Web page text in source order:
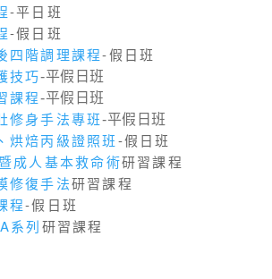
-平日班
-假日班
四階調理課程-假日班
技巧-平假日班
課程-平假日班
修身手法專班-平假日班
烘焙丙級證照班-假日班
成人基本救命術研習課程
修復手法研習課程
程-假日班
系列研習課程